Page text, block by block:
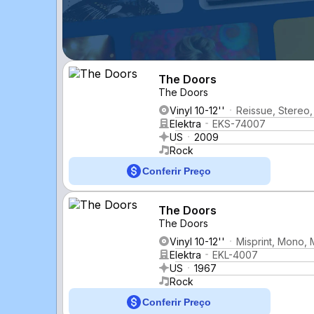
The Doors
The Doors
Vinyl 10-12''
Reissue, Stereo,
Elektra
EKS-74007
US
2009
Rock
Conferir Preço
The Doors
The Doors
Vinyl 10-12''
Misprint, Mono,
Elektra
EKL-4007
US
1967
Rock
Conferir Preço